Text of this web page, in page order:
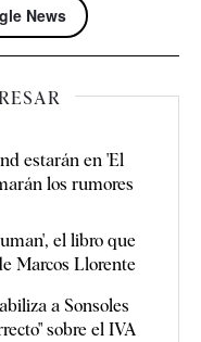
News
estarán en 'El
los rumores
el libro que
Marcos Llorente
a Sonsoles
sobre el IVA